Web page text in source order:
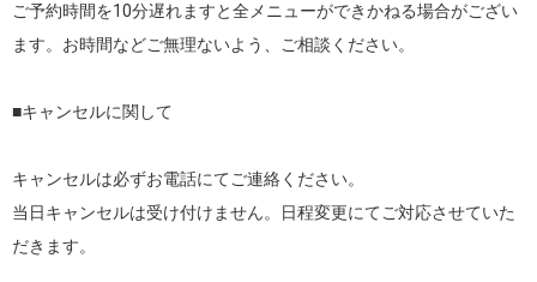
ご予約時間を10分遅れますと全メニューができかねる場合がござい
ます。お時間などご無理ないよう、ご相談ください。
■キャンセルに関して
キャンセルは必ずお電話にてご連絡ください。
当日キャンセルは受け付けません。日程変更にてご対応させていた
だきます。